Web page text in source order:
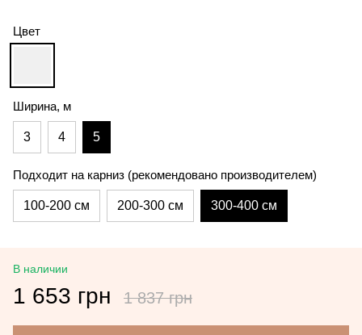
Цвет
Ширина, м
3 4 5
Подходит на карниз (рекомендовано производителем)
100-200 см 200-300 см 300-400 см
В наличии
1 653 грн 1 837 грн